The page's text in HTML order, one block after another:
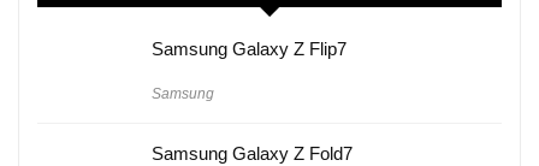
Samsung Galaxy Z Flip7
Samsung
Samsung Galaxy Z Fold7